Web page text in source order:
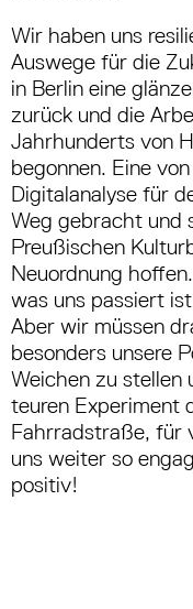
Wir haben uns
Auswege für die
in Berlin eine
zurück und die
Jahrhunderts von
begonnen. Eine
Digitalanalyse für
Weg gebracht und
Preußischen
Neuordnung
was uns passiert
Aber wir müssen
besonders unsere
Weichen zu stellen
teuren Experiment
Fahrradstraße, für
uns weiter so
positiv!